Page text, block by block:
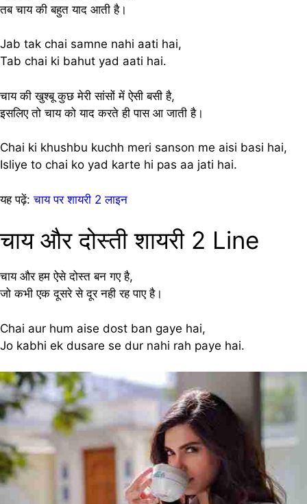
तब चाय की बहुत याद आती है।
Jab tak chai samne nahi aati hai,
Tab chai ki bahut yad aati hai.
चाय की खुश्बू कुछ मेरी सांसों में ऐसी बसी है,
इसलिए तो चाय को याद करते ही पास आ जाती है।
Chai ki khushbu kuchh meri sanson me aisi basi hai,
Isliye to chai ko yad karte hi pas aa jati hai.
यह पढ़ें:चाय पर शायरी 2 लाइन
चाय और दोस्ती शायरी 2 Line
चाय और हम ऐसे दोस्त बन गए है,
जो कभी एक दूसरे से दूर नही रह पाए है।
Chai aur hum aise dost ban gaye hai,
Jo kabhi ek dusare se dur nahi rah paye hai.